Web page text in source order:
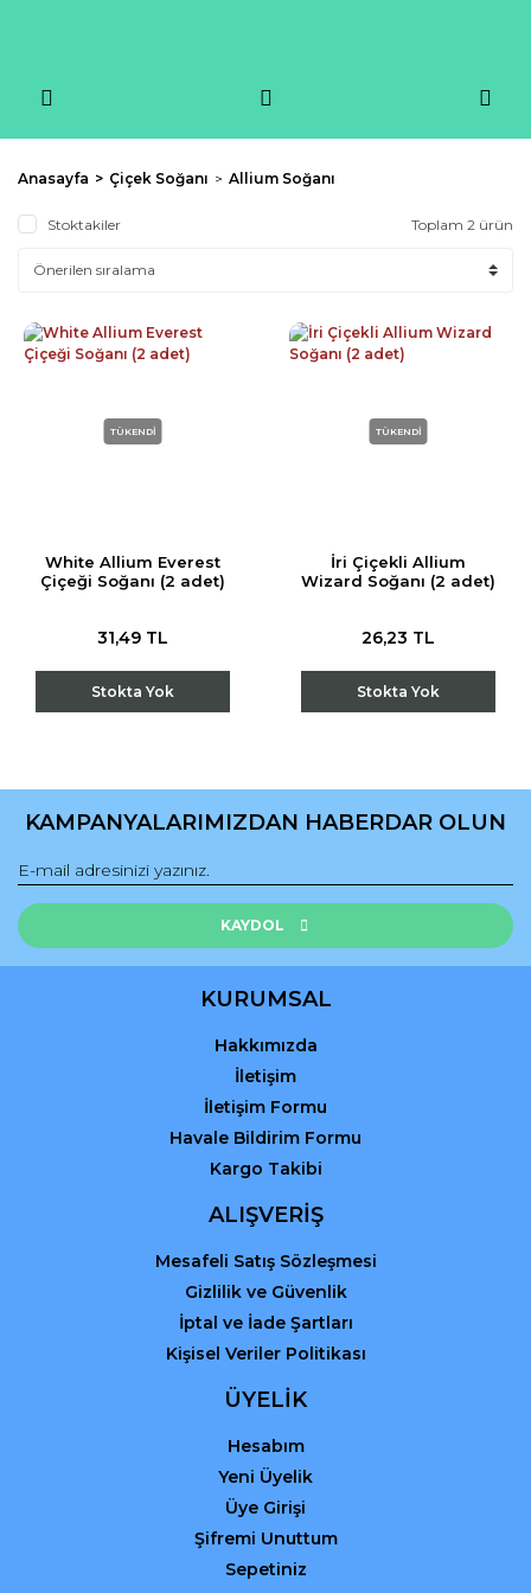
Anasayfa Çiçek Soğanı Allium Soğanı
Stoktakiler Toplam 2 ürün
TÜKENDİ
White Allium Everest
Çiçeği Soğanı (2 adet)
31,49 TL
Stokta Yok
TÜKENDİ
İri Çiçekli Allium
Wizard Soğanı (2 adet)
26,23 TL
Stokta Yok
KAMPANYALARIMIZDAN HABERDAR OLUN
KAYDOL
KURUMSAL
Hakkımızda
İletişim
İletişim Formu
Havale Bildirim Formu
Kargo Takibi
ALIŞVERİŞ
Mesafeli Satış Sözleşmesi
Gizlilik ve Güvenlik
İptal ve İade Şartları
Kişisel Veriler Politikası
ÜYELİK
Hesabım
Yeni Üyelik
Üye Girişi
Şifremi Unuttum
Sepetiniz